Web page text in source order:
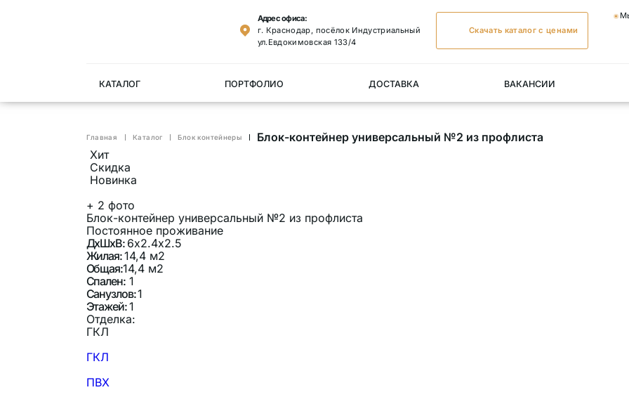
Адрес офиса:
г. Краснодар, посёлок Индустриальный
ул.Евдокимовская 133/4
Скачать каталог с ценами
КАТАЛОГ ПОРТФОЛИО ДОСТАВКА ВАКАНСИИ
Главная Каталог Блок контейнеры
Блок-контейнер универсальный №2 из профлиста
Хит
Скидка
Новинка
+ 2 фото
Блок-контейнер универсальный №2 из профлиста
Постоянное проживание
ДхШхВ: 6х2.4х2.5
Жилая:14,4 м2
Общая:14,4 м2
Спален:1
Санузлов:1
Этажей:1
Отделка:
ГКЛ
ГКЛ
ПВХ